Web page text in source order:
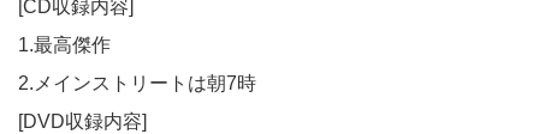
[CD収録内容]
1.最高傑作
2.メインストリートは朝7時
[DVD収録内容]